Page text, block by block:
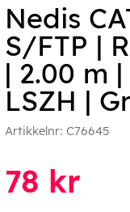
Nedis
S/FTP |
| 2.00 m
LSZH |
Artikkelnr: C76645
78 kr